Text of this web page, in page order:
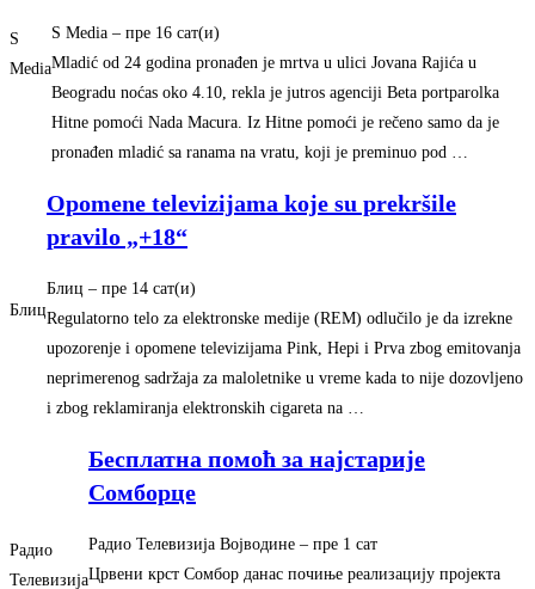
S
Media
S Media – ‎пре 16 сат(и)‎
Mladić od 24 godina pronađen je mrtva u ulici Jovana Rajića u
Beogradu noćas oko 4.10, rekla je jutros agenciji Beta portparolka
Hitne pomoći Nada Macura. Iz Hitne pomoći je rečeno samo da je
pronađen mladić sa ranama na vratu, koji je preminuo pod …
Блиц
Opomene televizijama koje su prekršile
pravilo „+18“
Блиц – ‎пре 14 сат(и)‎
Regulatorno telo za elektronske medije (REM) odlučilo je da izrekne
upozorenje i opomene televizijama Pink, Hepi i Prva zbog emitovanja
neprimerenog sadržaja za maloletnike u vreme kada to nije dozovljeno
i zbog reklamiranja elektronskih cigareta na …
Радио
Телевизија
Бесплатна помоћ за најстарије
Сомборце
Радио Телевизија Војводине – ‎пре 1 сат‎
Црвени крст Сомбор данас почиње реализацију пројекта